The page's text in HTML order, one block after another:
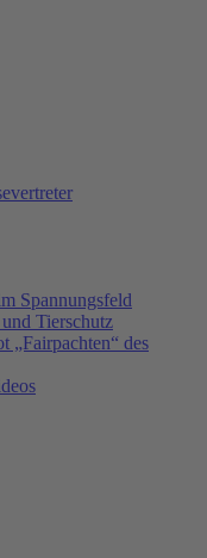
Spannungsfeld
Tierschutz
„Fairpachten“ des